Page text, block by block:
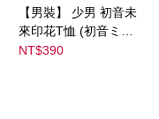
【男裝】 少男 初音未
來印花T恤 (初音ミク)
｜
NT$390